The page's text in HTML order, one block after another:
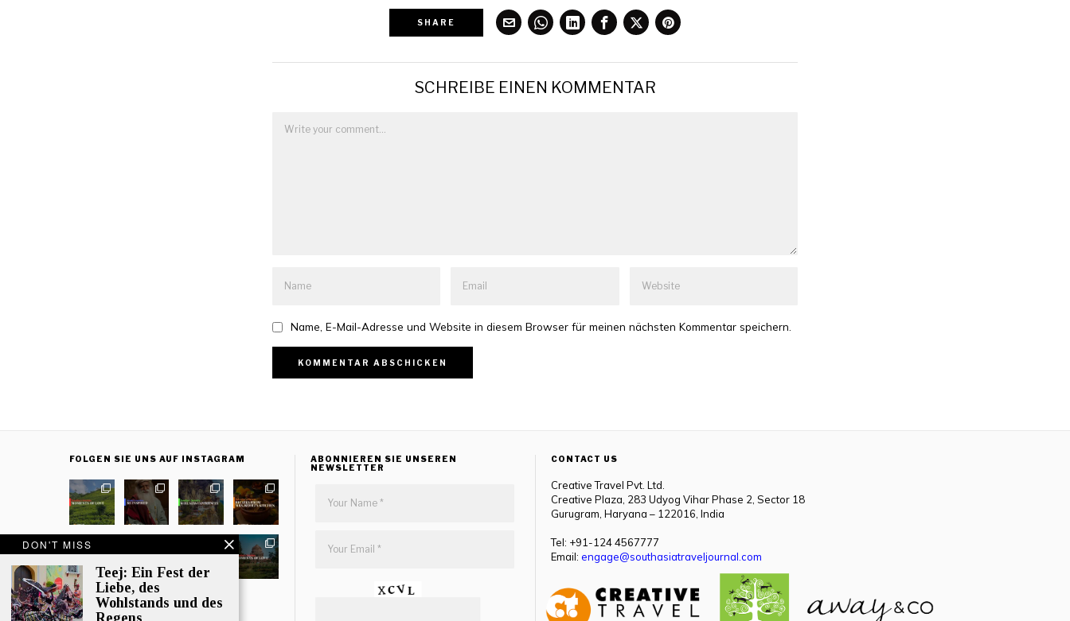
SHARE
SCHREIBE EINEN KOMMENTAR
Name, E-Mail-Adresse und Website in diesem Browser für meinen nächsten Kommentar speichern.
FOLGEN SIE UNS AUF INSTAGRAM
MEHR LADEN
ABONNIEREN SIE UNSEREN
NEWSLETTER
CONTACT US
Creative Travel Pvt. Ltd.
Creative Plaza, 283 Udyog Vihar Phase 2, Sector 18
Gurugram, Haryana – 122016, India
Tel: +91-124 4567777
Email: engage@southasiatraveljournal.com
DON'T MISS
Teej: Ein Fest der
Liebe, des
Wohlstands und des
Regens